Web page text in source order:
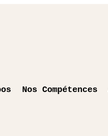
Nos Compétences